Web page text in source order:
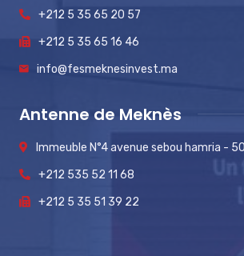
+212 5 35 65 20 57
+212 5 35 65 16 46
info@fesmeknesinvest.ma
Antenne de Meknès
Immeuble N°4 avenue sebou hamria -
+212 535 52 11 68
+212 5 35 51 39 22